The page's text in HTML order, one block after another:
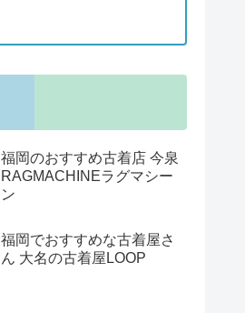
福岡のおすすめ古着店 今泉
RAGMACHINEラグマシー
ン
福岡でおすすめな古着屋さ
ん 大名の古着屋LOOP